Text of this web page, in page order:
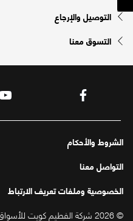
التوصيل والإرجاع
التسوق معنا
الشروط والأحكام
التواصل معنا
الخصوصية وملفات تعريف الارتباط
© 2026 شركة الفطيم كويت للأسواق المركزية